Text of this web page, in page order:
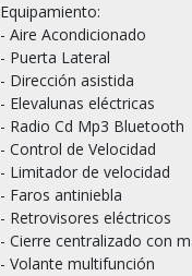
Equipamiento:
- Aire Acondicionado
- Puerta Lateral
- Dirección asistida
- Elevalunas eléctricas
- Radio Cd Mp3 Bluetooth
- Control de Velocidad
- Limitador de velocidad
- Faros antiniebla
- Retrovisores eléctricos
- Cierre centralizado con
- Volante multifunción